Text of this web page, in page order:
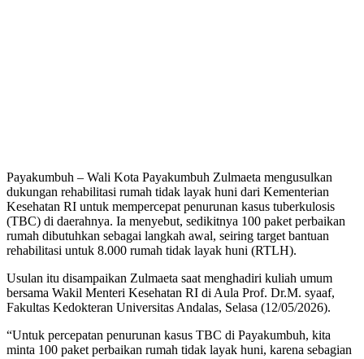
Payakumbuh – Wali Kota Payakumbuh Zulmaeta mengusulkan
dukungan rehabilitasi rumah tidak layak huni dari Kementerian
Kesehatan RI untuk mempercepat penurunan kasus tuberkulosis
(TBC) di daerahnya. Ia menyebut, sedikitnya 100 paket perbaikan
rumah dibutuhkan sebagai langkah awal, seiring target bantuan
rehabilitasi untuk 8.000 rumah tidak layak huni (RTLH).
Usulan itu disampaikan Zulmaeta saat menghadiri kuliah umum
bersama Wakil Menteri Kesehatan RI di Aula Prof. Dr.M. syaaf,
Fakultas Kedokteran Universitas Andalas, Selasa (12/05/2026).
“Untuk percepatan penurunan kasus TBC di Payakumbuh, kita
minta 100 paket perbaikan rumah tidak layak huni, karena sebagian